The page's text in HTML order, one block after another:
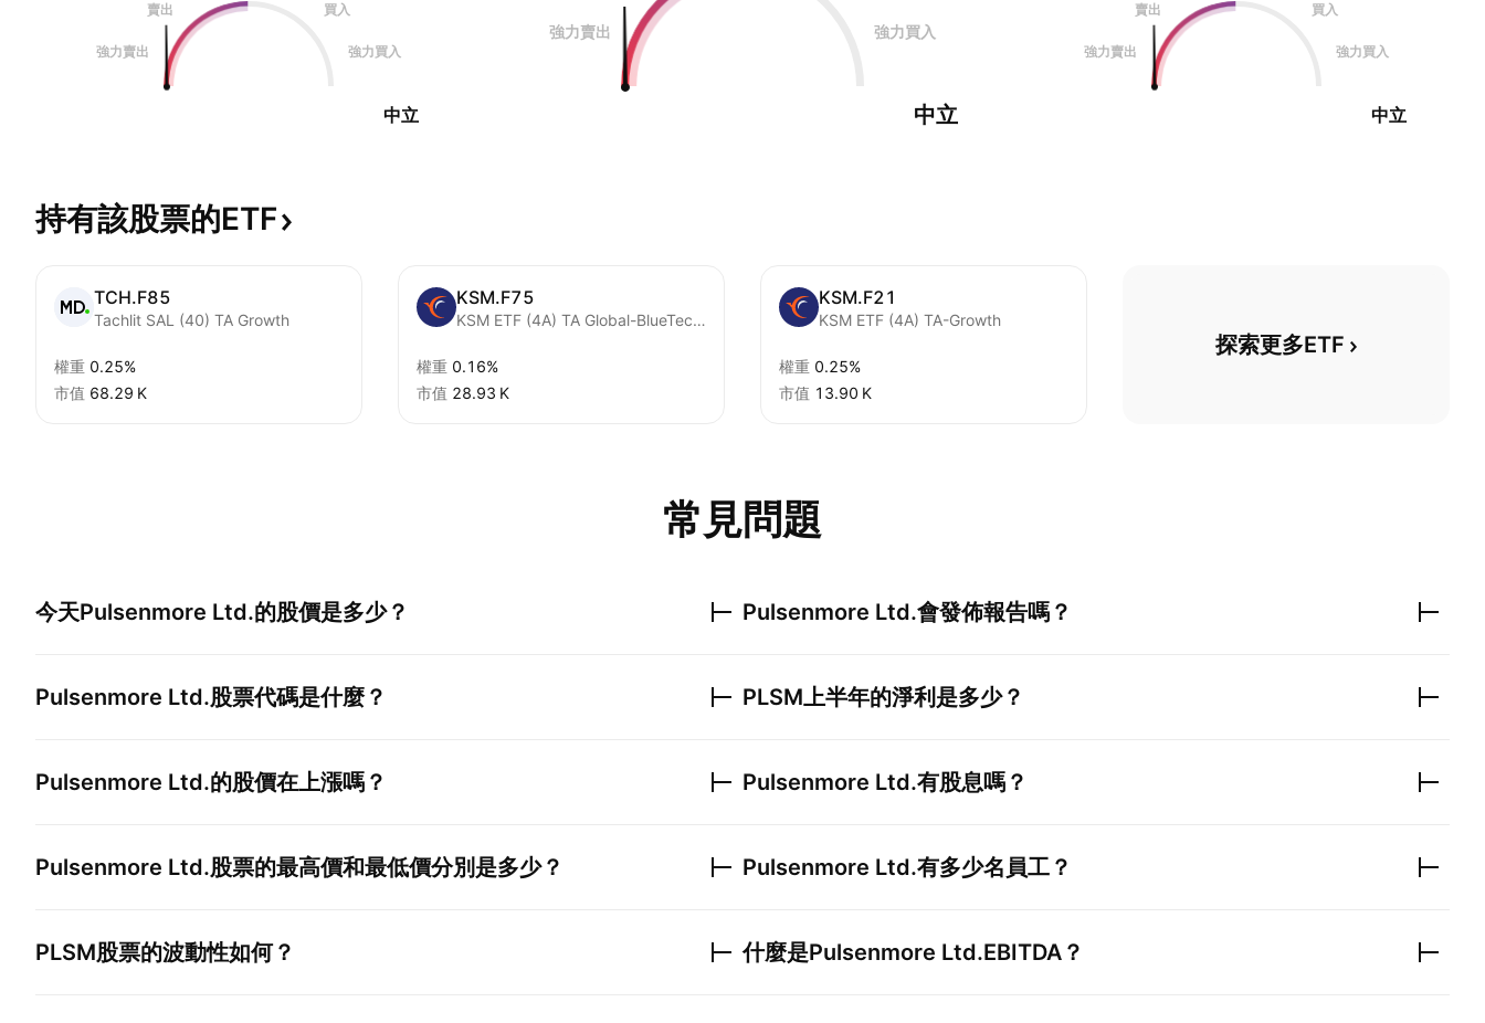
賣出
買入
強力賣出 強力買入
中立
強力賣出 強力買入
中立
賣出
買入
強力賣出 強力買入
中立
持有該股票的ETF
TCH.F85
Tachlit SAL (40) TA Growth
權重 0.25%
市值 ‪68.29 K‬
KSM.F75
KSM ETF (4A) TA Global-BlueTech Units
權重 0.16%
市值 ‪28.93 K‬
KSM.F21
KSM ETF (4A) TA-Growth
權重 0.25%
市值 ‪13.90 K‬
探索更多ETF
常見問題
今天Pulsenmore Ltd.的股價是多少？
Pulsenmore Ltd.股票代碼是什麼？
Pulsenmore Ltd.的股價在上漲嗎？
Pulsenmore Ltd.股票的最高價和最低價分別是多少？
PLSM股票的波動性如何？
Pulsenmore Ltd.會發佈報告嗎？
PLSM上半年的淨利是多少？
Pulsenmore Ltd.有股息嗎？
Pulsenmore Ltd.有多少名員工？
什麼是Pulsenmore Ltd.EBITDA？